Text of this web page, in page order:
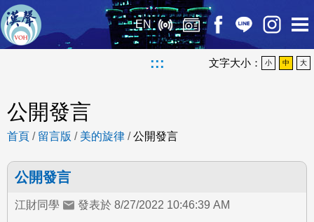
EN
::: 文字大小： 小 中 大
公開發言
首頁 / 留言版 / 美的旋律 /公開發言
公開發言
江財同學 發表於 8/27/2022 10:46:39 AM